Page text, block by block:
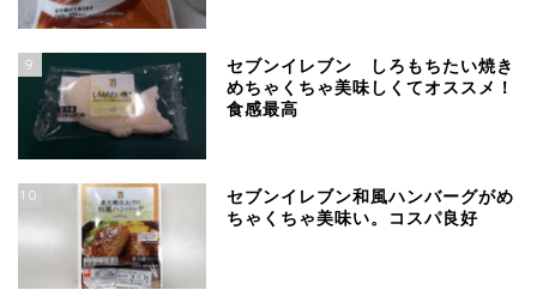
9
セブンイレブン しろもちたい焼き
めちゃくちゃ美味しくてオススメ！
食感最高
10
セブンイレブン和風ハンバーグがめ
ちゃくちゃ美味い。コスパ良好